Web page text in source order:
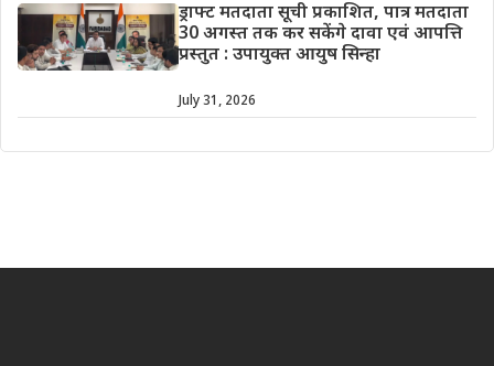
ड्राफ्ट मतदाता सूची प्रकाशित, पात्र मतदाता
30 अगस्त तक कर सकेंगे दावा एवं आपत्ति
प्रस्तुत : उपायुक्त आयुष सिन्हा
July 31, 2026